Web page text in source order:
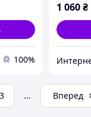
100%
1 060₴
3 ... Вперед